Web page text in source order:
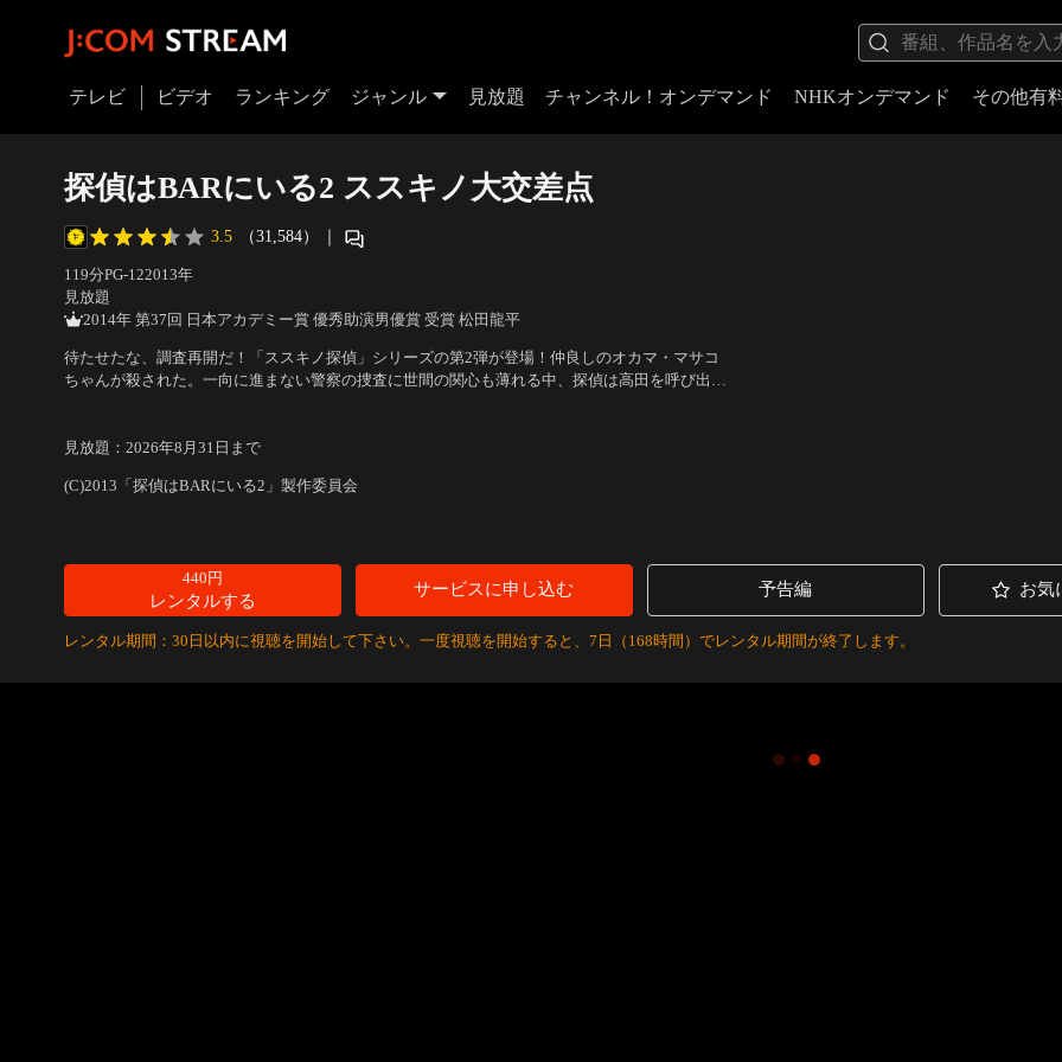
テレビ ビデオ ランキング ジャンル 見放題 チャンネル！オンデマンド NHKオンデマンド その他有
探偵はBARにいる2 ススキノ大交差点
3.5 （31,584） ｜
119分PG-122013年
見放題
2014年 第37回 日本アカデミー賞 優秀助演男優賞 受賞 松田龍平
待たせたな、調査再開だ！「ススキノ探偵」シリーズの第2弾が登場！仲良しのオカマ・マサコ
ちゃんが殺された。一向に進まない警察の捜査に世間の関心も薄れる中、探偵は高田を呼び出し
見放題 ： 2026年8月31日 まで
(C)2013「探偵はBARにいる2」製作委員会
440円
レンタルする
サービスに申し込む 予告編 お気
レンタル期間：30日以内に視聴を開始して下さい。一度視聴を開始すると、7日（168時間）でレンタル期間が終了します。